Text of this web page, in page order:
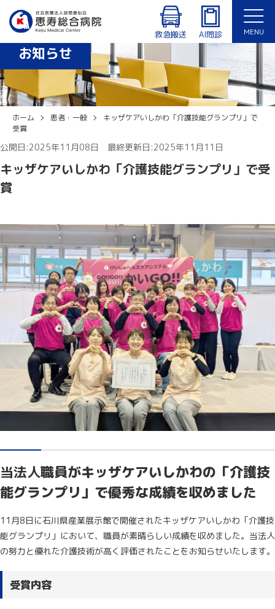
救急搬送 AI問診 MENU
診療時間：8:30〜12:30、14:00〜17:15（月〜金曜日）
外来・入院患者専用Wi-Fiあり
休診日：土曜日、日曜日、祝日、年末年始（12/29〜1/3）
English
お知らせ
ホーム 患者・一般
キッザケアいしかわ「介護技能グランプリ」で
受賞
公開日:2025年11月08日 最終更新日:2025年11月11日
キッザケアいしかわ「介護技能グランプリ」で受
賞
当法人職員がキッザケアいしかわの「介護技
能グランプリ」で優秀な成績を収めました
11月8日に石川県産業展示館で開催されたキッザケアいしかわ「介護技
能グランプリ」において、職員が素晴らしい成績を収めました。当法人
の努力と優れた介護技術が高く評価されたことをお知らせいたします。
受賞内容